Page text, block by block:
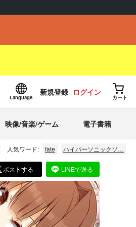
Language
新規登録 ログイン
カート
映像/音楽/ゲーム 電子書籍
人気ワード: fate ハイパーソニックソ…
ポストする LINEで送る